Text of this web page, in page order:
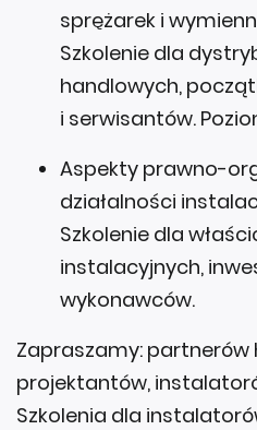
sprężarek i
Szkolenie dla
handlowych,
i serwisantów.
Aspekty prawno-
działalności
Szkolenie dla
instalacyjnych,
wykonawców.
Zapraszamy: partnerów
projektantów,
Szkolenia dla